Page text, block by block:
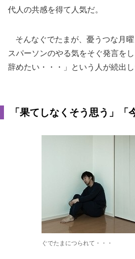
代人の共感を得て人気だ。
そんなぐでたまが、憂うつな月
スパーソンのやる気をそぐ発言を
辞めたい・・・」という人が続出し
「果てしなくそう思う」「
ぐでたまにつられて・・・